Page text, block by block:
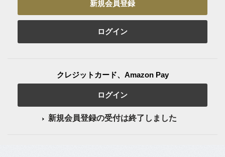
新規会員登録
ログイン
クレジットカード、Amazon Pay
ログイン
新規会員登録の受付は終了しました